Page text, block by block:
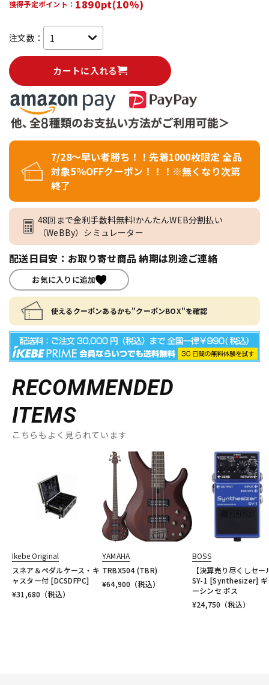
獲得予定ポイント： 1890pt(10%)
注文数：
カートに入れる
7/28～早い者勝ち！！先着1000枚限定 全品
対象5％OFFクーポン！！！※無くなり次第
終了
48回まで金利手数料無料!かんたんWEB分割払い
（WeBBy）シミュレーター
配送日目安：お取り寄せ商品 納期は別途ご連絡
お気に入りに追加
使えるクーポンあるかも"クーポンBOX"を確認
RECOMMENDED
ITEMS
こちらもよく見られています
Ikebe Original
スネア＆ペダルケース・キ
ャスター付 [DCSDFPC]
¥31,680 （税込）
YAMAHA
TRBX504 (TBR)
¥64,900 （税込）
BOSS
【決算売り尽くしセー
SY-1 [Synthesizer] ギ
ーシンセ ボス
¥24,750 （税込）